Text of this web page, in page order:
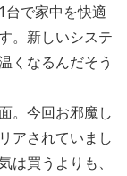
台で家中を快適
。新しいシステ
くなるんだそう
。今回お邪魔し
アされていまし
は買うよりも、